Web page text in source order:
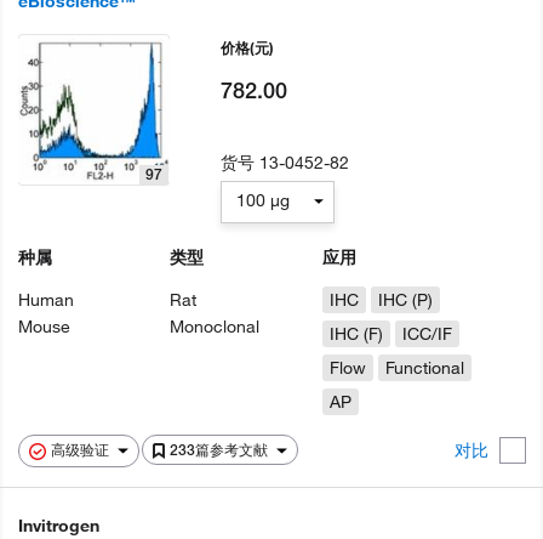
高级验证 233篇参考文献 对比
97
种属
Human
Mouse
类型
Rat
Monoclonal
应用
IHC
IHC (P)
IHC (F)
ICC/IF
Flow
Functional
AP
价格(元)
782.00
货号 13-0452-82
100 µg
Invitrogen